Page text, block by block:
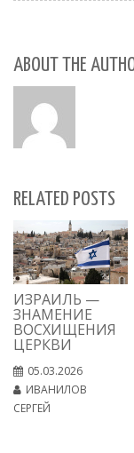
ABOUT THE
RELATED POSTS
ИЗРАИЛЬ —
ЗНАМЕНИЕ
ВОСХИЩЕНИЯ
ЦЕРКВИ
05.03.2026
ИВАНИЛОВ
СЕРГЕЙ